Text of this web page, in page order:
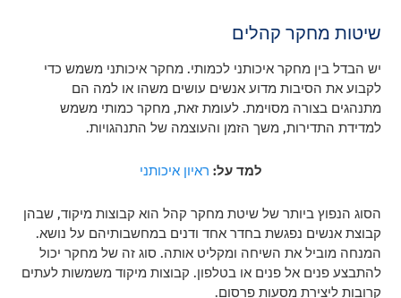
שיטות מחקר קהלים
יש הבדל בין מחקר איכותני לכמותי. מחקר איכותני משמש כדי
לקבוע את הסיבות מדוע אנשים עושים משהו או למה הם
מתנהגים בצורה מסוימת. לעומת זאת, מחקר כמותי משמש
למדידת התדירות, משך הזמן והעוצמה של התנהגויות.
למד על: ראיון איכותני
הסוג הנפוץ ביותר של שיטת מחקר קהל הוא קבוצות מיקוד, שבהן
קבוצת אנשים נפגשת בחדר אחד ודנים במחשבותיהם על נושא.
המנחה מוביל את השיחה ומקליט אותה. סוג זה של מחקר יכול
להתבצע פנים אל פנים או בטלפון. קבוצות מיקוד משמשות לעתים
קרובות ליצירת מסעות פרסום.